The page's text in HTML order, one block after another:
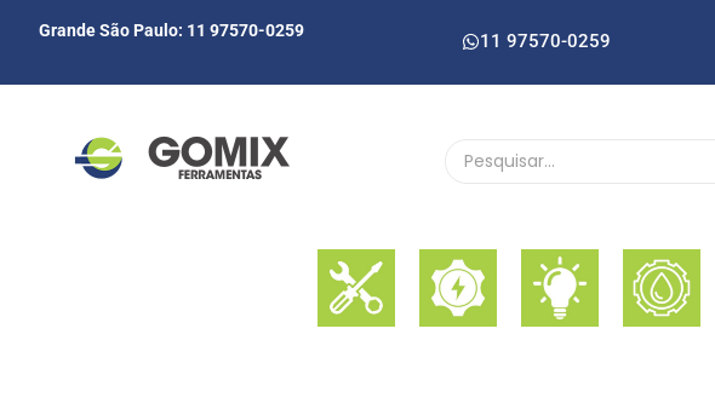
Grande São Paulo: 11 97570-0259 11 97570-0259